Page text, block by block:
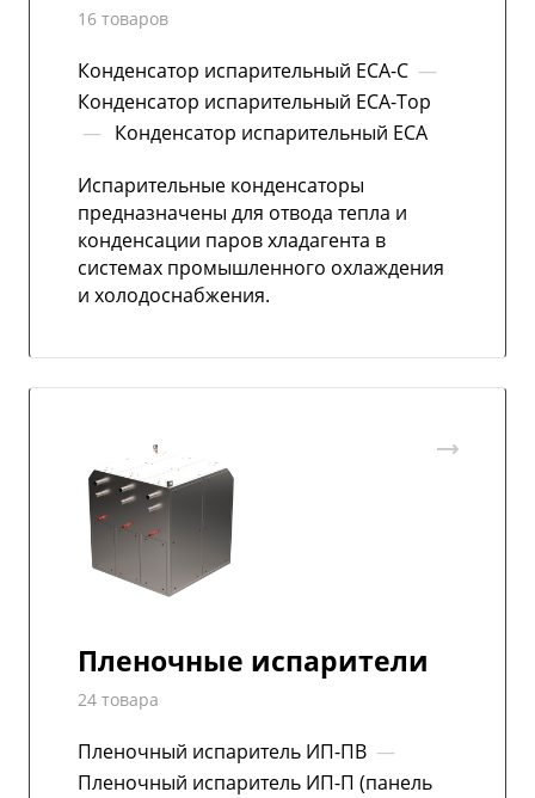
16 товаров
Конденсатор испарительный ЕСА-С —
Конденсатор испарительный ЕСА-Тор
— Конденсатор испарительный ЕСА
Испарительные конденсаторы
предназначены для отвода тепла и
конденсации паров хладагента в
системах промышленного охлаждения
и холодоснабжения.
Пленочные испарители
24 товара
Пленочный испаритель ИП-ПВ —
Пленочный испаритель ИП-П (панель